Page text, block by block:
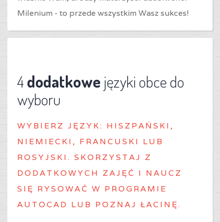
Milenium - to przede wszystkim Wasz sukces!
4dodatkowe języki obce do
wyboru
WYBIERZ J ĘZYK: HISZPAŃSKI,
NIEMIECKI, FRANCUSKI LUB
ROSYJSKI. SKORZYSTAJ Z
DODATKOWYCH ZAJĘĆ I NAUCZ
SIĘ RYSOWAĆ W PROGRAMIE
AUTOCAD LUB POZNAJ ŁACINĘ.